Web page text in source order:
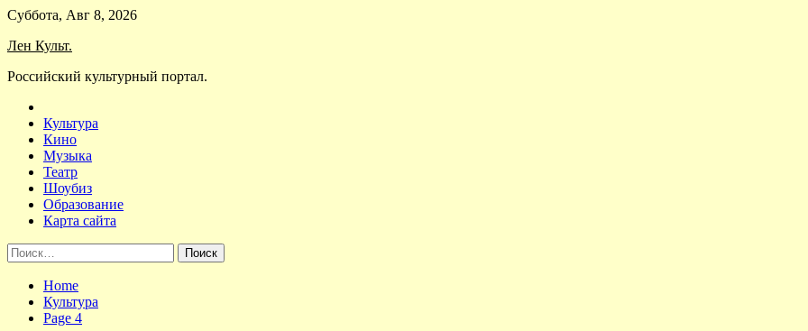
Skip
content
Суббота, Авг 8, 2026
Лен Культ.
Российский культурный портал.
Культура
Кино
Музыка
Театр
Шоубиз
Образование
Карта сайта
Найти:
Home
Культура
Page 4